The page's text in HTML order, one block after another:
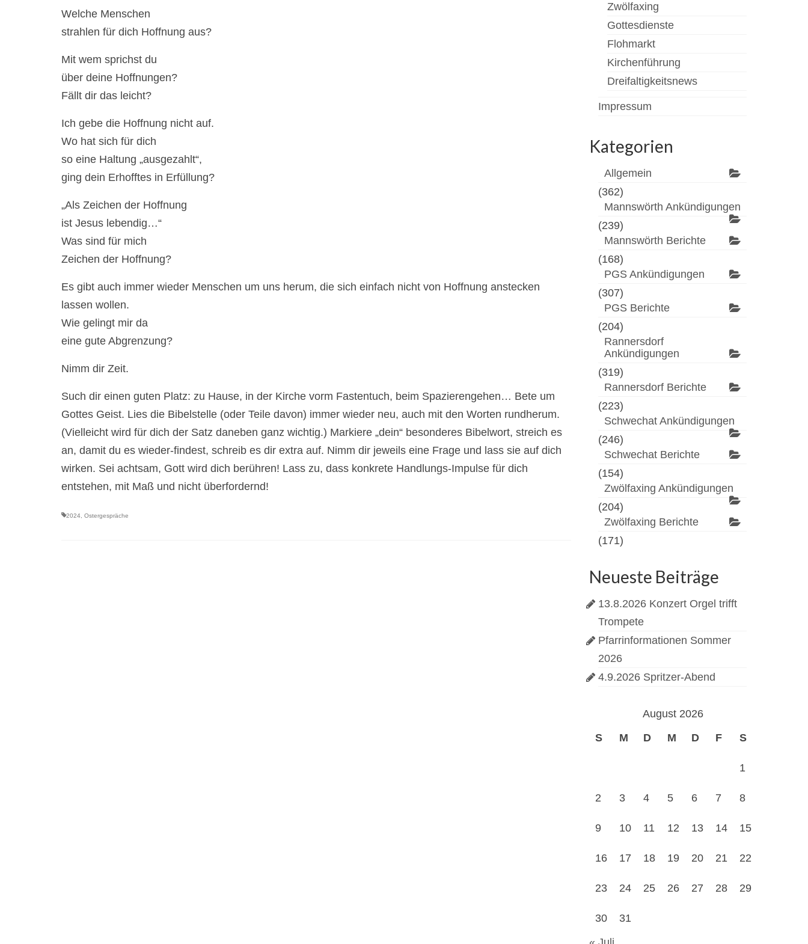
Welche Menschen
strahlen für dich Hoffnung aus?
Mit wem sprichst du
über deine Hoffnungen?
Fällt dir das leicht?
Ich gebe die Hoffnung nicht auf.
Wo hat sich für dich
so eine Haltung „ausgezahlt“,
ging dein Erhofftes in Erfüllung?
„Als Zeichen der Hoffnung
ist Jesus lebendig…“
Was sind für mich
Zeichen der Hoffnung?
Es gibt auch immer wieder Menschen um uns herum, die sich einfach nicht von Hoffnung anstecken
lassen wollen.
Wie gelingt mir da
eine gute Abgrenzung?
Nimm dir Zeit.
Such dir einen guten Platz: zu Hause, in der Kirche vorm Fastentuch, beim Spazierengehen… Bete um
Gottes Geist. Lies die Bibelstelle (oder Teile davon) immer wieder neu, auch mit den Worten rundherum.
(Vielleicht wird für dich der Satz daneben ganz wichtig.) Markiere „dein“ besonderes Bibelwort, streich es
an, damit du es wieder-findest, schreib es dir extra auf. Nimm dir jeweils eine Frage und lass sie auf dich
wirken. Sei achtsam, Gott wird dich berühren! Lass zu, dass konkrete Handlungs-Impulse für dich
entstehen, mit Maß und nicht überfordernd!
2024 Ostergespräche
Zwölfaxing
Gottesdienste
Flohmarkt
Kirchenführung
Dreifaltigkeitsnews
Impressum
Kategorien
Allgemein
(362)
Mannswörth Ankündigungen
(239)
Mannswörth Berichte
(168)
PGS Ankündigungen
(307)
PGS Berichte
(204)
Rannersdorf
Ankündigungen
(319)
Rannersdorf Berichte
(223)
Schwechat Ankündigungen
(246)
Schwechat Berichte
(154)
Zwölfaxing Ankündigungen
(204)
Zwölfaxing Berichte
(171)
Neueste Beiträge
13.8.2026 Konzert Orgel trifft
Trompete
Pfarrinformationen Sommer
2026
4.9.2026 Spritzer-Abend
August 2026
S
M D M D F S
1
2 3 4 5 6 7 8
9 10 11 12 13 14 15
16 17 18 19 20 21 22
23 24 25 26 27 28 29
30
31